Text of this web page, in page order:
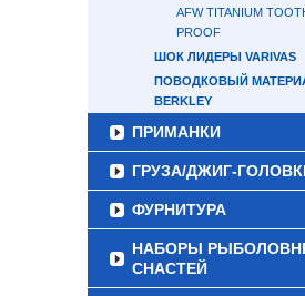
AFW TITANIUM
PROOF
ШОК ЛИДЕРЫ VARIVAS
ПОВОДКОВЫЙ
BERKLEY
ПРИМАНКИ
ГРУЗА/ДЖИГ-
ФУРНИТУРА
НАБОРЫ
СНАСТЕЙ